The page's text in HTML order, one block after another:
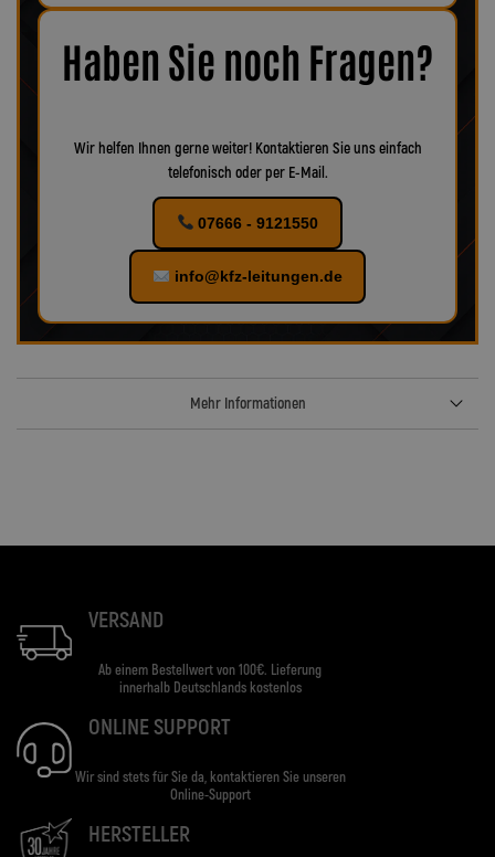
maximale Sicherheit zu gewährleisten.
Bei uns finden Sie
verschiedenes Zubehör für Ihr KFZ!
Haben Sie noch Fragen?
Wir helfen Ihnen gerne weiter! Kontaktieren Sie uns einfach
telefonisch oder per E-Mail.
07666 - 9121550
info@kfz-leitungen.de
Mehr Informationen
VERSAND
Ab einem Bestellwert von 100€. Lieferung
innerhalb Deutschlands kostenlos
ONLINE SUPPORT
Wir sind stets für Sie da, kontaktieren Sie unseren
Online-Support
HERSTELLER